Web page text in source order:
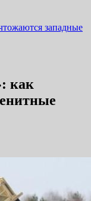
западные
как